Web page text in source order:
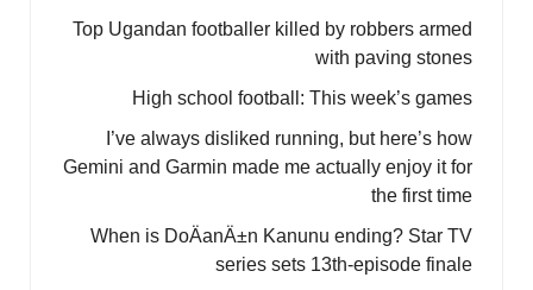
Top Ugandan footballer killed by robbers armed
with paving stones
High school football: This week’s games
I’ve always disliked running, but here’s how
Gemini and Garmin made me actually enjoy it for
the first time
When is DoÄanÄ±n Kanunu ending? Star TV
series sets 13th-episode finale